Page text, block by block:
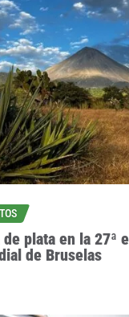
de plata en la 27ª
de Bruselas